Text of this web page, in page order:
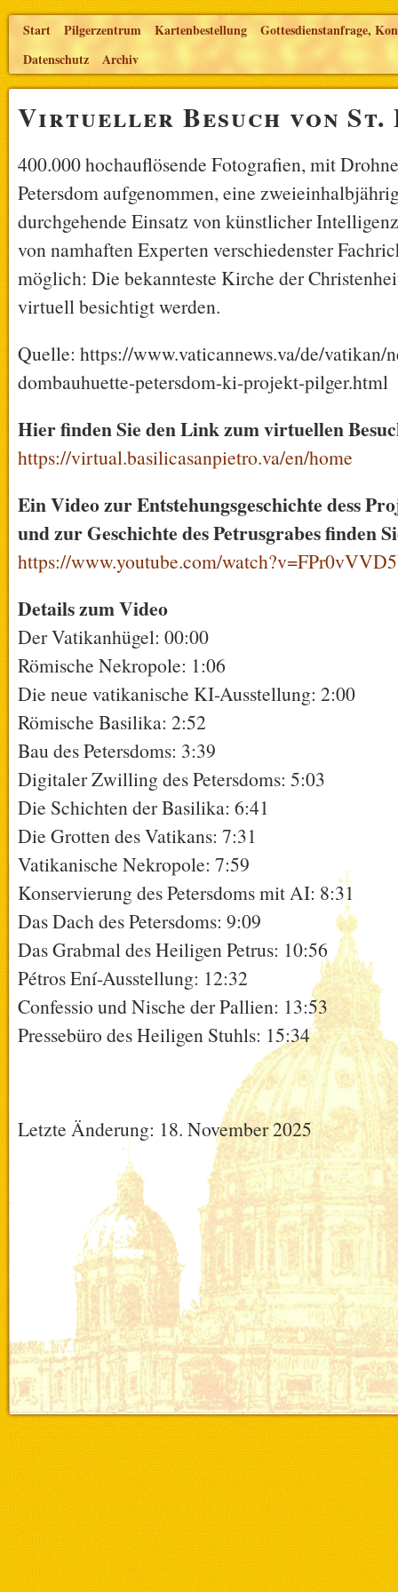
Start Pilgerzentrum Kartenbestellung
Gottesdienstanfrage,
Datenschutz
Archiv
Virtueller Besuch von St.
400.000 hochauflösende Fotografien, mit
Petersdom aufgenommen, eine
durchgehende Einsatz von künstlicher
von namhaften Experten verschiedenster
möglich: Die bekannteste Kirche der
virtuell besichtigt werden.
Quelle: https://www.vaticannews.va/de/vatikan/
dombauhuette-petersdom-ki-projekt-pilger.html
Hier finden Sie den Link zum virtuellen
https://virtual.basilicasanpietro.va/en/home
Ein Video zur Entstehungsgeschichte dess
und zur Geschichte des Petrusgrabes finden
https://www.youtube.com/
Details zum Video
Der Vatikanhügel: 00:00
Römische Nekropole: 1:06
Die neue vatikanische KI-Ausstellung: 2:00
Römische Basilika: 2:52
Bau des Petersdoms: 3:39
Digitaler Zwilling des Petersdoms: 5:03
Die Schichten der Basilika: 6:41
Die Grotten des Vatikans: 7:31
Vatikanische Nekropole: 7:59
Konservierung des Petersdoms mit AI: 8:31
Das Dach des Petersdoms: 9:09
Das Grabmal des Heiligen Petrus: 10:56
Pétros Ení-Ausstellung: 12:32
Confessio und Nische der Pallien: 13:53
Pressebüro des Heiligen Stuhls: 15:34
Letzte Änderung: 18. November 2025